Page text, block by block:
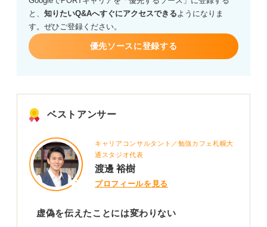
指摘された際には、内定取り消し対象となる可能性が高
いか、許される可能性があるか教えていただきたいで
す。
と、 知りたいQ&Aへすぐにアクセスできるようになりま
す。ぜひご登録ください。
優先ソースに登録する
ベストアンサー
キャリアコンサルタント／勉強カフェ札幌大
通スタジオ代表
渡邊 裕樹
プロフィールを見る
虚偽を伝えたことには変わりない